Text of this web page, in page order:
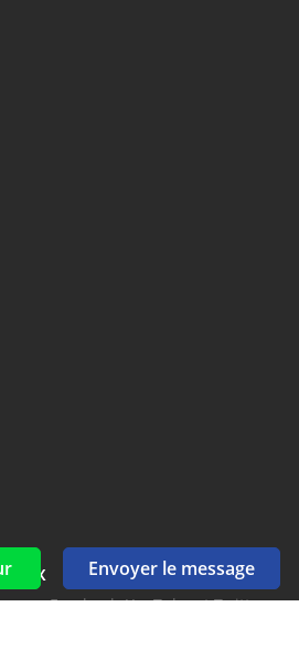
Envoyer le message
flux
sur Facebook, YouTube et Twitter.